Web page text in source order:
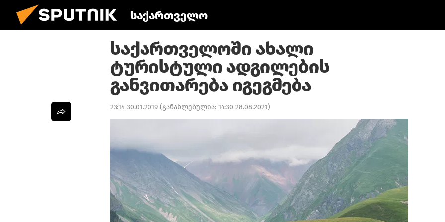
საქართველო
საქართველოში ახალი
ტურისტული ადგილების
განვითარება იგეგმება
23:14 30.01.2019 (განახლებულია: 14:30 28.08.2021)